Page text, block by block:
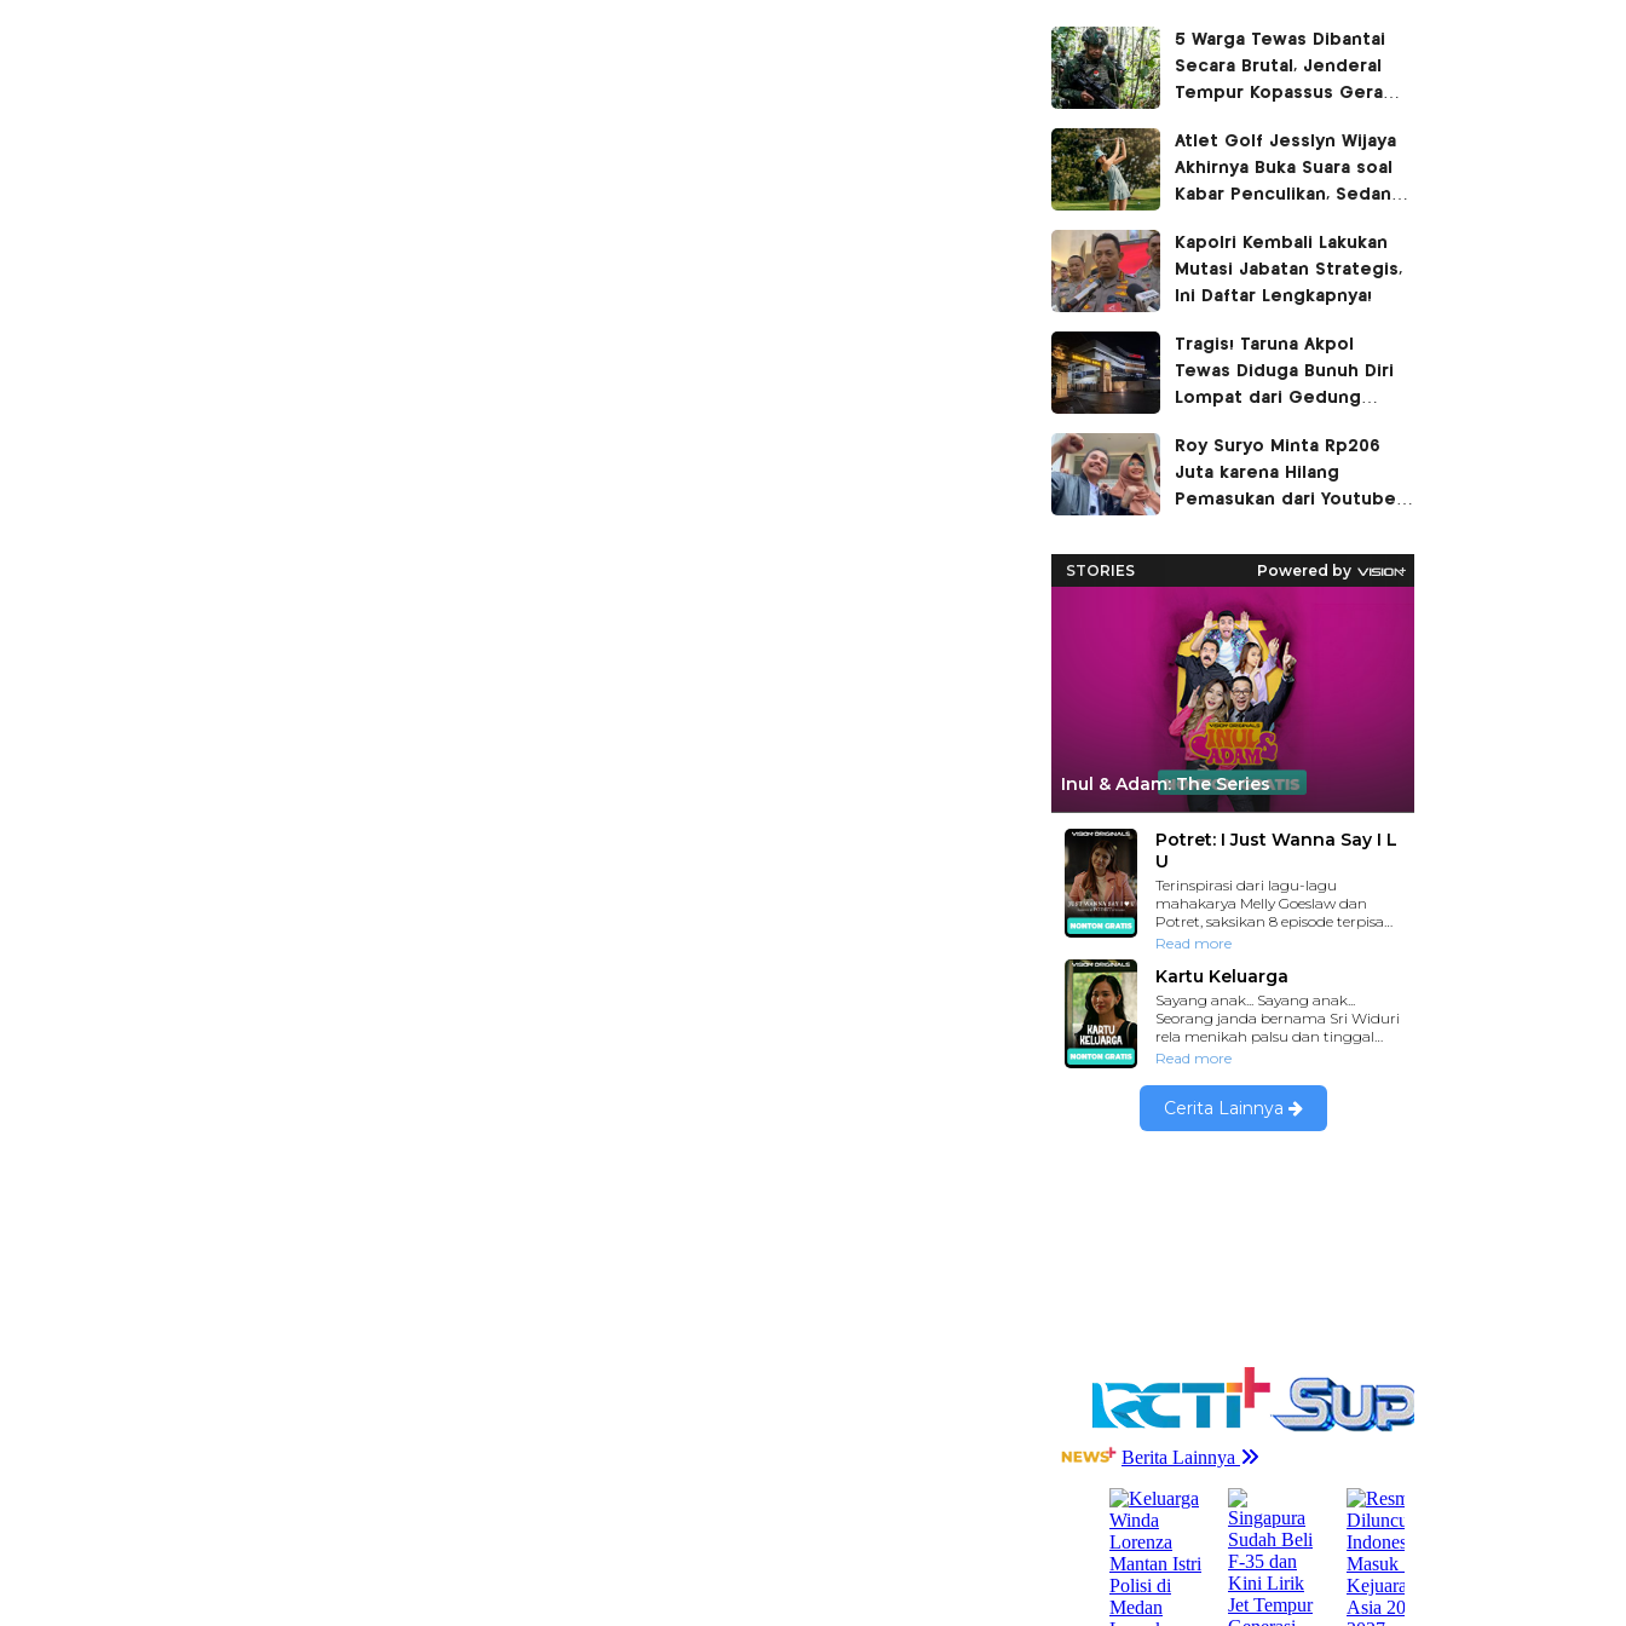
5 Warga Tewas Dibantai
Secara Brutal, Jenderal
Tempur Kopassus Geram
Atlet Golf Jesslyn Wijaya
Akhirnya Buka Suara soal
Kabar Penculikan, Sedang
Kapolri Kembali Lakukan
Mutasi Jabatan Strategis,
Ini Daftar Lengkapnya!
Tragis! Taruna Akpol
Tewas Diduga Bunuh Diri
Lompat dari Gedung
Roy Suryo Minta Rp206
Juta karena Hilang
Pemasukan dari Youtube
Reaksi Polda Metro